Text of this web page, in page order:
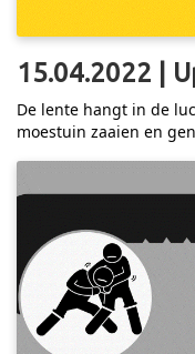
15.04.2022 |
De lente hangt in de
moestuin zaaien en